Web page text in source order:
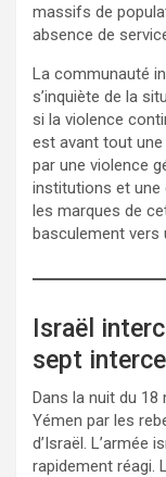
massifs de
absence de
La communauté
s’inquiète de la
si la violence
est avant tout
par une violence
institutions et une
les marques de
basculement vers
Israël
sept
Dans la nuit du 18
Yémen par les
d’Israël. L’armée
rapidement réagi.